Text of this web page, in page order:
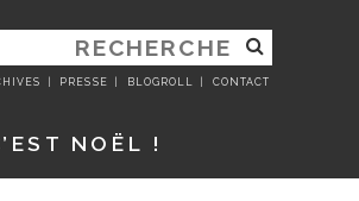
PRESSE BLOGROLL CONTACT
NOËL !